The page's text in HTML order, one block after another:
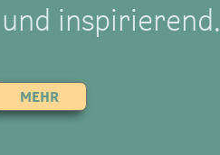
inspirierend.
MEHR